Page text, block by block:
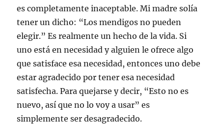
es completamente inaceptable. Mi madre solía
tener un dicho: “Los mendigos no pueden
elegir.” Es realmente un hecho de la vida. Si
uno está en necesidad y alguien le ofrece algo
que satisface esa necesidad, entonces uno debe
estar agradecido por tener esa necesidad
satisfecha. Para quejarse y decir, “Esto no es
nuevo, así que no lo voy a usar” es
simplemente ser desagradecido.